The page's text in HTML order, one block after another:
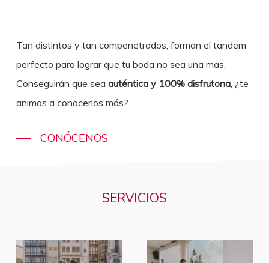
Tan distintos y tan compenetrados, forman el tandem
perfecto para lograr que tu boda no sea una más.
Conseguirán que sea auténtica y 100% disfrutona, ¿te
animas a conocerlos más?
CONÓCENOS
SERVICIOS